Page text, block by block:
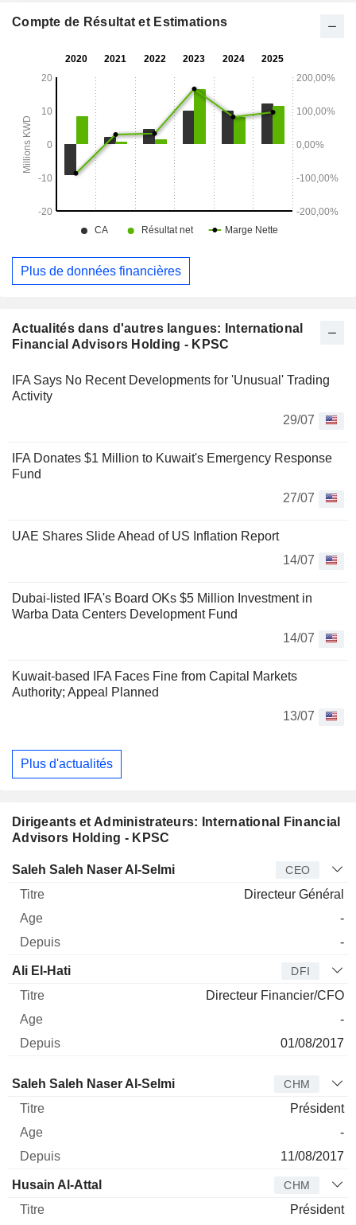
Actualités dans d'autres langues: International
Financial Advisors Holding - KPSC
IFA Says No Recent Developments for 'Unusual' Trading
Activity
29/07
IFA Donates $1 Million to Kuwait's Emergency Response
Fund
27/07
UAE Shares Slide Ahead of US Inflation Report
14/07
Dubai-listed IFA's Board OKs $5 Million Investment in
Warba Data Centers Development Fund
14/07
Kuwait-based IFA Faces Fine from Capital Markets
Authority; Appeal Planned
13/07
Plus d'actualités
Dirigeants et Administrateurs: International Financial
Advisors Holding - KPSC
Dirigeant Titre Age Depuis
Saleh Saleh Naser Al-Selmi CEO
Directeur Général
-
-
Ali El-Hati DFI
Directeur Financier/CFO
-
01/08/2017
Administrateur Titre Age Depuis
Saleh Saleh Naser Al-Selmi CHM
Président
-
11/08/2017
Husain Al-Attal CHM
Président
Compte de Résultat et Estimations
Plus de données financières